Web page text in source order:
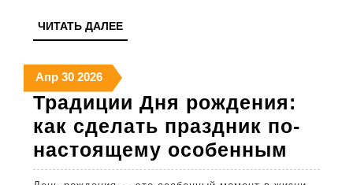
легко
и
просто
ЧИТАТЬ ДАЛЕЕЧИТАТЬ
ДАЛЕЕ
Апр30
апреля
2026
3030
апреля
2026
202630
апреля
2026
Традиции Дня рождения:
как сделать праздник по-
настоящему особенным
Дня